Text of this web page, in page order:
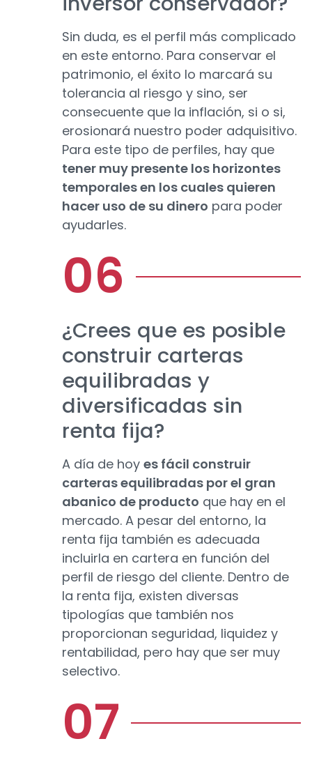
Sin duda, es el perfil más complicado
en este entorno. Para conservar el
patrimonio, el éxito lo marcará su
tolerancia al riesgo y sino, ser
consecuente que la inflación, si o si,
erosionará nuestro poder adquisitivo.
Para este tipo de perfiles, hay que
tener muy presente los horizontes
temporales en los cuales quieren
hacer uso de su dinero para poder
ayudarles.
¿Crees que es posible
construir carteras
equilibradas y
diversificadas sin
renta fija?
A día de hoy es fácil construir
carteras equilibradas por el gran
abanico de producto que hay en el
mercado. A pesar del entorno, la
renta fija también es adecuada
incluirla en cartera en función del
perfil de riesgo del cliente. Dentro de
la renta fija, existen diversas
tipologías que también nos
proporcionan seguridad, liquidez y
rentabilidad, pero hay que ser muy
selectivo.